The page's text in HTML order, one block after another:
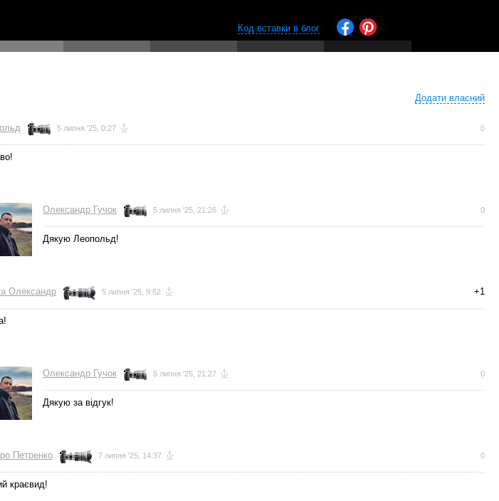
Код вставки в блог
Додати власний
5 липня '25, 0:27 0
Олександр Гучок 5 липня '25, 21:26 0
Дякую Леопольд!
Олександр 5 липня '25, 9:52 +1
Олександр Гучок 5 липня '25, 21:27 0
Дякую за відгук!
Петренко 7 липня '25, 14:37 0
краєвид!